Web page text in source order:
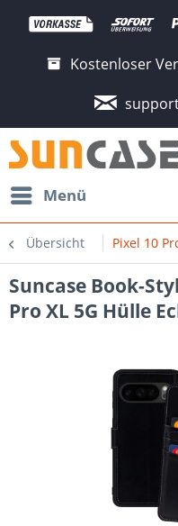
Kostenloser
Menü
Übersicht Pixel 10
Suncase Book-
Pro XL 5G Hülle